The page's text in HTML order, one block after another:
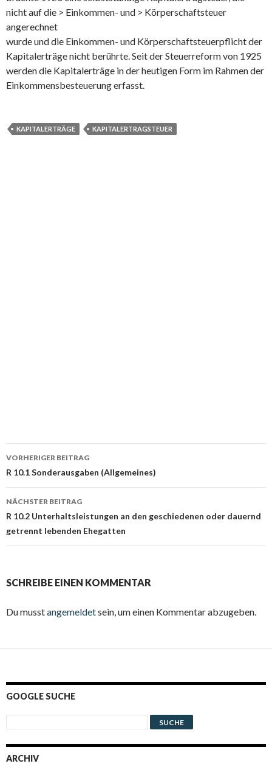
nicht auf die > Einkommen- und > Körperschaftsteuer
angerechnet
wurde und die Einkommen- und Körperschaftsteuerpflicht der
Kapitalerträge nicht berührte. Seit der Steuerreform von 1925
werden die Kapitalerträge in der heutigen Form im Rahmen der
Einkommensbesteuerung erfasst.
KAPITALERTRÄGE KAPITALERTRAGSTEUER
Beitrags-
Navigation
VORHERIGER BEITRAG
R 10.1 Sonderausgaben (Allgemeines)
NÄCHSTER BEITRAG
R 10.2 Unterhaltsleistungen an den geschiedenen oder dauernd
getrennt lebenden Ehegatten
SCHREIBE EINEN KOMMENTAR
Du musstangemeldetsein, um einen Kommentar abzugeben.
GOOGLE SUCHE
ARCHIV